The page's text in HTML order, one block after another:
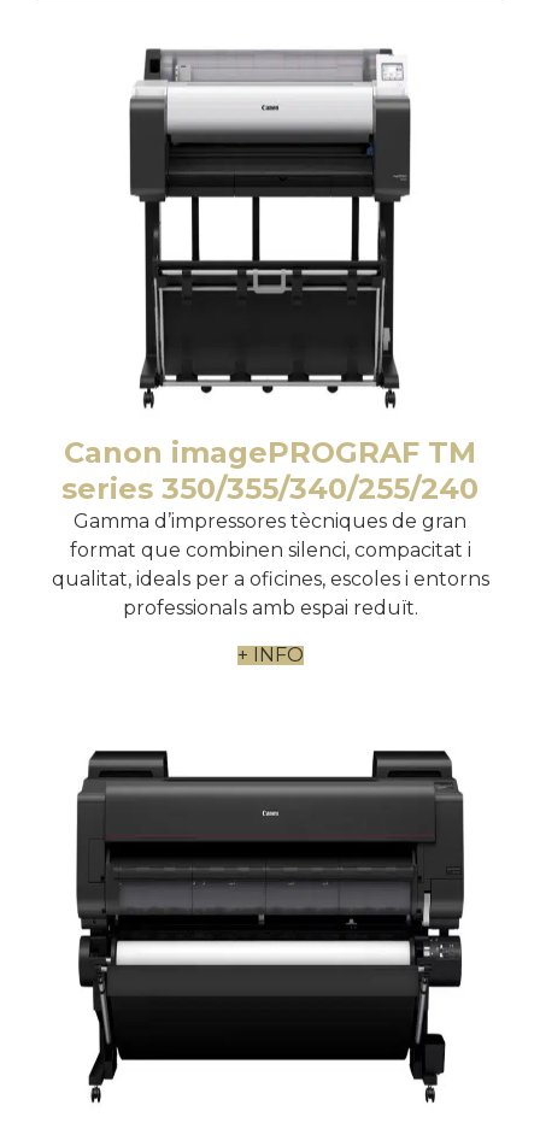
Canon imagePROGRAF TM
series 350/355/340/255/240
Gamma d’impressores tècniques de gran
format que combinen silenci, compacitat i
qualitat, ideals per a oficines, escoles i entorns
professionals amb espai reduït.
+ INFO